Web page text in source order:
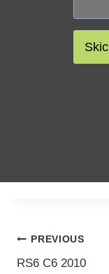
PREVIOUS
RS6 C6 2010